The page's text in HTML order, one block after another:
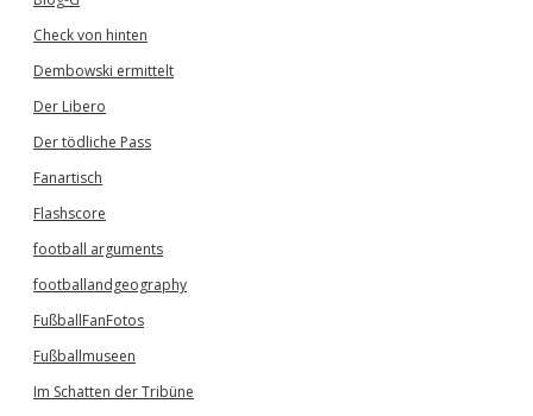
Check von hinten
Dembowski ermittelt
Der Libero
Der tödliche Pass
Fanartisch
Flashscore
football arguments
footballandgeography
FußballFanFotos
Fußballmuseen
Im Schatten der Tribüne